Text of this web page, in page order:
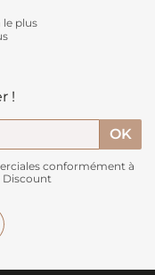
le plus
!
conformément à
Discount